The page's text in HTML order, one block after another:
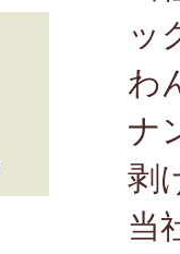
ッ
わ
ナ
剥
当